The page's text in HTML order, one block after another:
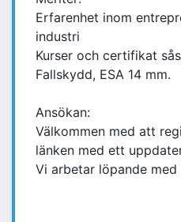
Erfarenhet inom
industri
Kurser och certifikat
Fallskydd, ESA 14 mm.
Ansökan:
Välkommen med att
länken med ett
Vi arbetar löpande med